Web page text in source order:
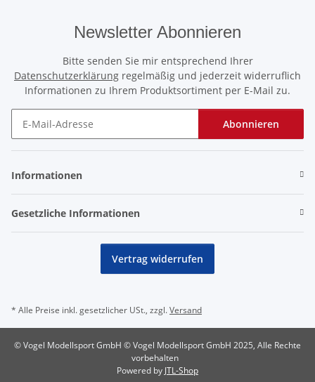
Newsletter Abonnieren
Bitte senden Sie mir entsprechend Ihrer
Datenschutzerklärung regelmäßig und jederzeit widerruflich
Informationen zu Ihrem Produktsortiment per E-Mail zu.
Abonnieren
Informationen
Gesetzliche Informationen
Vertrag widerrufen
* Alle Preise inkl. gesetzlicher USt., zzgl.Versand
© Vogel Modellsport GmbH © Vogel Modellsport GmbH 2025, Alle Rechte
vorbehalten
Powered by JTL-Shop